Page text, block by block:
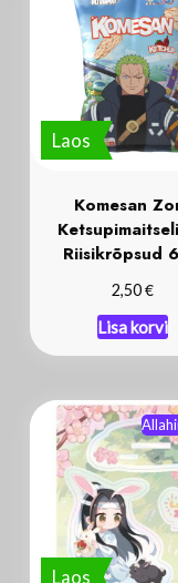
Laos
Komesan
Riisikrõpsud
2,50€
Lisa korvi
Laos